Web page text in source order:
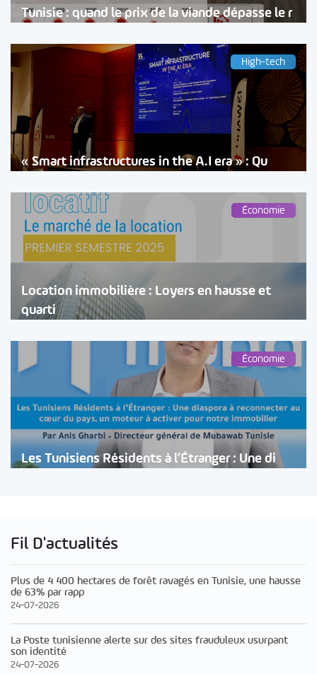
Tunisie : quand le prix de la viande dépasse le r
High-tech
« Smart infrastructures in the A.I era » : Qu
Économie
Location immobilière : Loyers en hausse et
quarti
Économie
Les Tunisiens Résidents à l’Étranger : Une di
Fil D'actualités
Plus de 4 400 hectares de forêt ravagés en Tunisie, une hausse
de 63% par rapp
24-07-2026
La Poste tunisienne alerte sur des sites frauduleux usurpant
son identité
24-07-2026